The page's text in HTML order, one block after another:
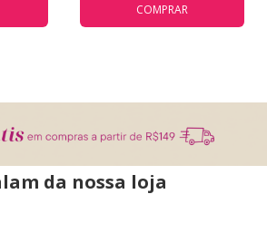
COMPRAR
da nossa loja